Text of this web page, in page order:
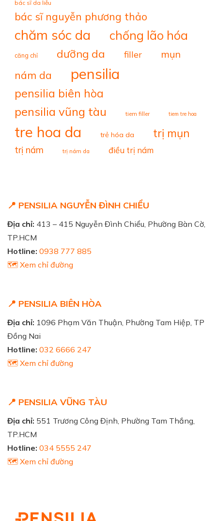
bác sĩ da liễu
bác sĩ nguyễn phương thảo
chăm sóc da chống lão hóa
căng chỉ dưỡng da filler mụn
nám da pensilia
pensilia biên hòa
pensilia vũng tàu tiem filler tiem tre hoa
tre hoa da trẻ hóa da trị mụn
trị nám trị nám da điều trị nám
📍 PENSILIA NGUYỄN ĐÌNH CHIỂU
Địa chỉ: 413 – 415 Nguyễn Đình Chiểu, Phường Bàn Cờ,
TP.HCM
Hotline: 0938 777 885
🗺️ Xem chỉ đường
📍 PENSILIA BIÊN HÒA
Địa chỉ: 1096 Phạm Văn Thuận, Phường Tam Hiệp, TP
Đồng Nai
Hotline: 032 6666 247
🗺️ Xem chỉ đường
📍 PENSILIA VŨNG TÀU
Địa chỉ: 551 Trương Công Định, Phường Tam Thắng,
TP.HCM
Hotline: 034 5555 247
🗺️ Xem chỉ đường